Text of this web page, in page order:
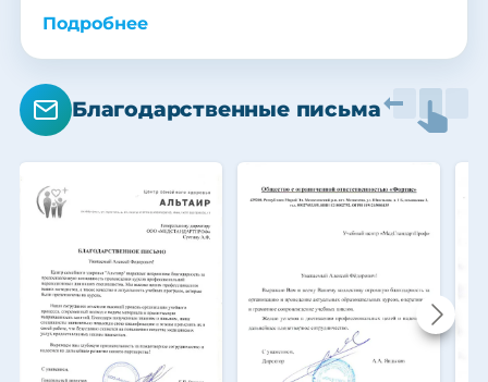
Подробнее
Благодарственные письма